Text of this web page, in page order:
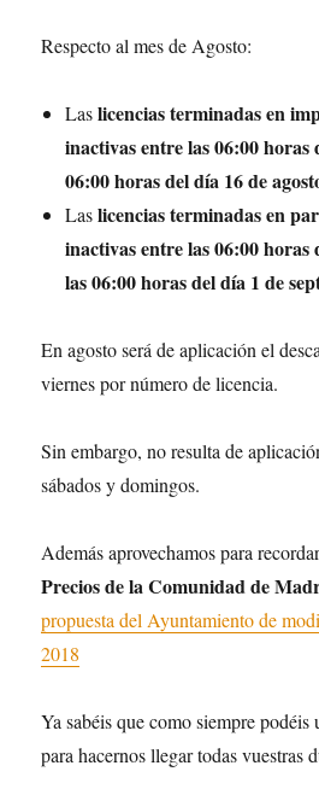
Respecto al mes de Agosto:
Laslicencias terminadas en
inactivas entre las 06:00 horas
06:00 horas del día 16 de
Laslicencias terminadas en par
inactivas entre las 06:00 horas
las 06:00 horas del día 1 de
En agosto será de aplicación el
viernes por número de licencia.
Sin embargo, no resulta de
sábados y domingos.
Además aprovechamos para
Precios de la Comunidad de
propuesta del Ayuntamiento de
2018
Ya sabéis que como siempre
para hacernos llegar todas vuestras